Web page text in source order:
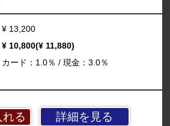
詳細を見る
¥ 13,200
¥ 10,800(¥ 11,880)
カード：1.0％ / 現金：3.0％